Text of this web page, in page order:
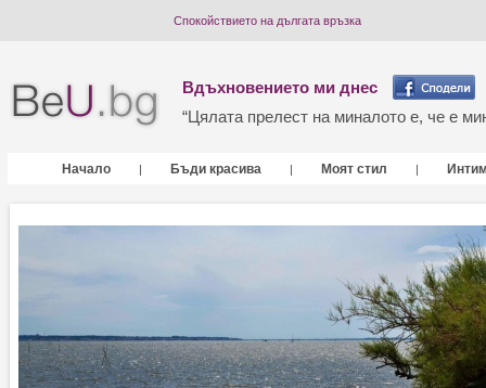
Спокойствието на дългата връзка
Вдъхновението ми днес
“Цялата прелест на миналото е, че е
Начало | Бъди красива | Моят стил |